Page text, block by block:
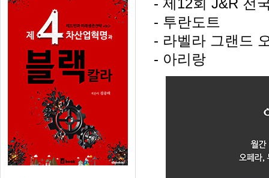
- 제12회 J&R 전
- 투란도트
- 라벨라 그랜드
- 아리랑